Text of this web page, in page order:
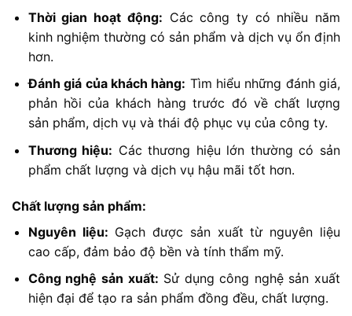
Thời gian hoạt động: Các công ty có nhiều năm
kinh nghiệm thường có sản phẩm và dịch vụ ổn định
hơn.
Đánh giá của khách hàng: Tìm hiểu những đánh giá,
phản hồi của khách hàng trước đó về chất lượng
sản phẩm, dịch vụ và thái độ phục vụ của công ty.
Thương hiệu: Các thương hiệu lớn thường có sản
phẩm chất lượng và dịch vụ hậu mãi tốt hơn.
Chất lượng sản phẩm:
Nguyên liệu: Gạch được sản xuất từ nguyên liệu
cao cấp, đảm bảo độ bền và tính thẩm mỹ.
Công nghệ sản xuất: Sử dụng công nghệ sản xuất
hiện đại để tạo ra sản phẩm đồng đều, chất lượng.